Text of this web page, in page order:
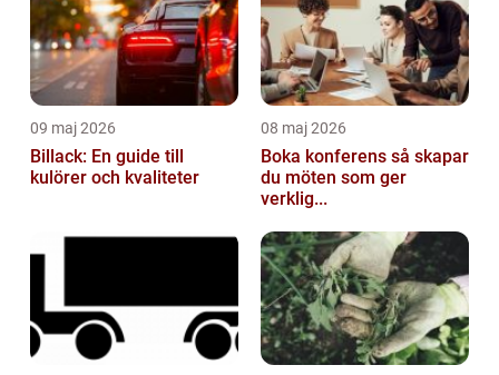
09 maj 2026
Billack: En guide till
kulörer och kvaliteter
08 maj 2026
Boka konferens så skapar
du möten som ger
verklig...